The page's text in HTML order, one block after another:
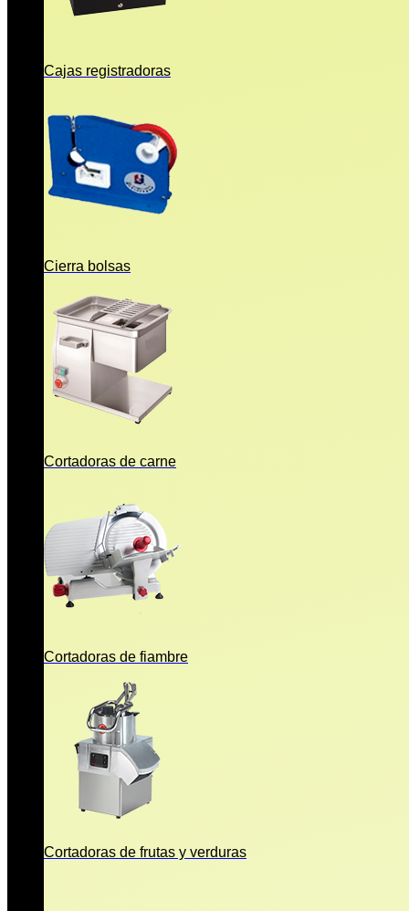
Cajas registradoras
Cierra bolsas
Cortadoras de carne
Cortadoras de fiambre
Cortadoras de frutas y verduras